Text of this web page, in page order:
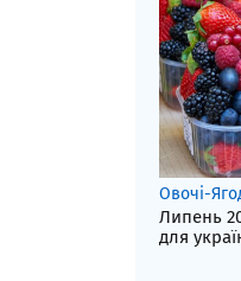
Овочі-
Липень
для